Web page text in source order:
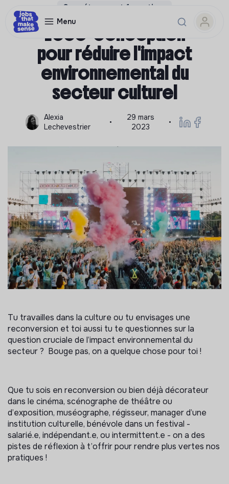
Menu
Compétences et formations
L'éco-conception
pour réduire l'impact
environnemental du
secteur culturel
Alexia
Lechevestrier
•
29 mars
2023
•
Tu travailles dans la culture ou tu envisages une
reconversion et toi aussi tu te questionnes sur la
question cruciale de l’impact environnemental du
secteur ? Bouge pas, on a quelque chose pour toi !
Que tu sois en reconversion ou bien déjà décorateur
dans le cinéma, scénographe de théâtre ou
d’exposition, muséographe, régisseur, manager d’une
institution culturelle, bénévole dans un festival -
salarié.e, indépendant.e, ou intermittent.e - on a des
pistes de réflexion à t’offrir pour rendre plus vertes nos
pratiques !